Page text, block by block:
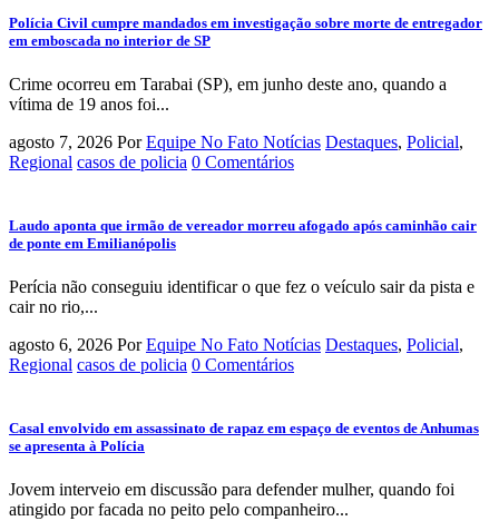
Polícia Civil cumpre mandados em investigação sobre morte de entregador
em emboscada no interior de SP
Crime ocorreu em Tarabai (SP), em junho deste ano, quando a
vítima de 19 anos foi...
agosto 7, 2026 Por Equipe No Fato Notícias Destaques, Policial,
Regional casos de policia 0 Comentários
Laudo aponta que irmão de vereador morreu afogado após caminhão cair
de ponte em Emilianópolis
Perícia não conseguiu identificar o que fez o veículo sair da pista e
cair no rio,...
agosto 6, 2026 Por Equipe No Fato Notícias Destaques, Policial,
Regional casos de policia 0 Comentários
Casal envolvido em assassinato de rapaz em espaço de eventos de Anhumas
se apresenta à Polícia
Jovem interveio em discussão para defender mulher, quando foi
atingido por facada no peito pelo companheiro...